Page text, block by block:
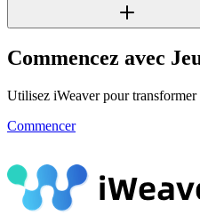
Commencez avec
Utilisez iWeaver pour transformer
Commencer